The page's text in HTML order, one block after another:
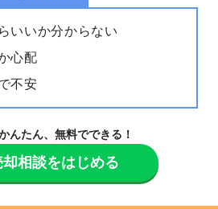
いいか分からない
心配
不安
んたん、無料でできる！
却相談をはじめる